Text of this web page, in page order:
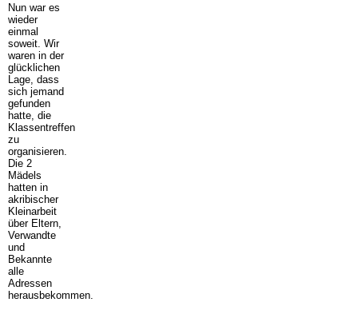
Nun war es
wieder
einmal
soweit. Wir
waren in der
glücklichen
Lage, dass
sich jemand
gefunden
hatte, die
Klassentreffen
zu
organisieren.
Die 2
Mädels
hatten in
akribischer
Kleinarbeit
über Eltern,
Verwandte
und
Bekannte
alle
Adressen
herausbekommen.